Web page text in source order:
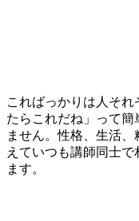
こればっかりは人そ
たらこれだね」って簡
ません。性格、生活
えていつも講師同士
ます。